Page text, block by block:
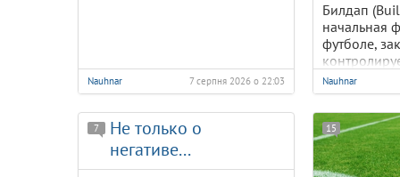
Nauhnar 7 серпня 2026 о 22:03
Билдап
начальная
футболе,
команды от
(обычно от
через
передачи.
Nauhnar
7
Не только о
негативе...
15